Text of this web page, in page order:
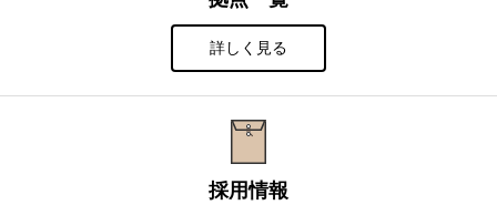
詳しく見る
採用情報